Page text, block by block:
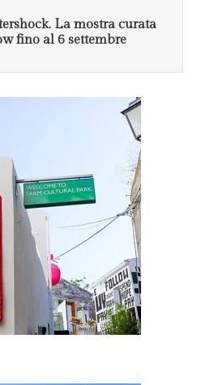
La mostra curata
fino al 6 settembre